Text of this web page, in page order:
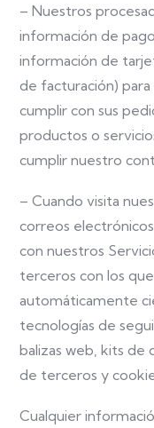
– Nuestros
información de
información de
de facturación)
cumplir con sus
productos o
cumplir nuestro
– Cuando visita
correos
con nuestros
terceros con los
automáticamente
tecnologías de
balizas web, kits de
de terceros y
Cualquier